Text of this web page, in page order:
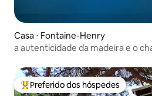
Casa ⋅ Fontaine-Henry
a autenticidade da madeira e o
Entre os melhores preferidos dos
Preferido dos hóspedes